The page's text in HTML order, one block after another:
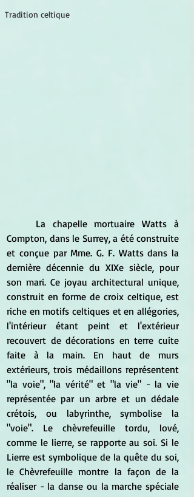
Tradition celtique
Compton, dans le Surrey, a été construite
et conçue par Mme. G. F. Watts dans la
dernière décennie du XIXe siècle, pour
son mari. Ce joyau architectural unique,
construit en forme de croix celtique, est
riche en motifs celtiques et en allégories,
l'intérieur étant peint et l'extérieur
recouvert de décorations en terre cuite
faite à la main. En haut de murs
extérieurs, trois médaillons représentent
"la voie", "la vérité" et "la vie" - la vie
représentée par un arbre et un dédale
crétois, ou labyrinthe, symbolise la
"voie". Le chèvrefeuille tordu, lové,
comme le lierre, se rapporte au soi. Si le
Lierre est symbolique de la quête du soi,
le Chèvrefeuille montre la façon de la
réaliser - la danse ou la marche spéciale